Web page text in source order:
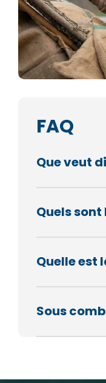
FAQ
Que veut
Quels
Quelle est
Sous